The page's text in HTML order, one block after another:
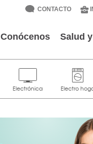
CONTACTO
Conócenos Salud